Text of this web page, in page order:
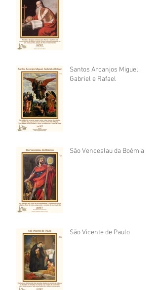
Santos Arcanjos Miguel,
Gabriel e Rafael
São Venceslau da Boêmia
São Vicente de Paulo